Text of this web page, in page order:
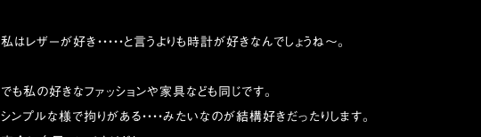
私はレザーが好き・・・・・と言うよりも時計が好きなんでしょうね〜。
でも私の好きなファッションや家具なども同じです。
シンプルな様で拘りがある・・・・みたいなのが結構好きだったりします。